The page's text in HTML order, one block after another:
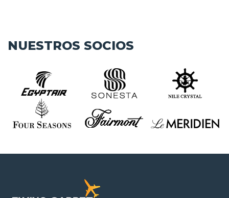
NUESTROS SOCIOS